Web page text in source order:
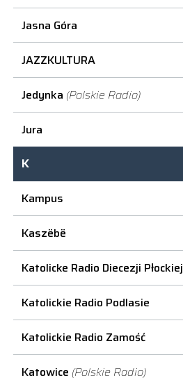
Jasna Góra
JAZZKULTURA
Jedynka (Polskie Radio)
Jura
K
Kampus
Kaszëbë
Katolicke Radio Diecezji Płockiej
Katolickie Radio Podlasie
Katolickie Radio Zamość
Katowice (Polskie Radio)